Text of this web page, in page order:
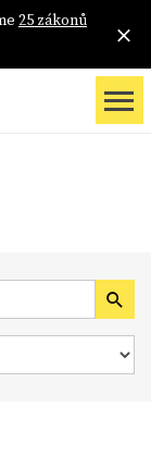
25 zákonů